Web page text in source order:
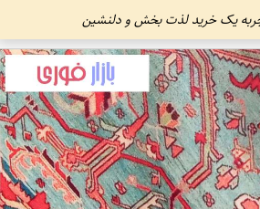
یک خرید لذت بخش و دلنشین